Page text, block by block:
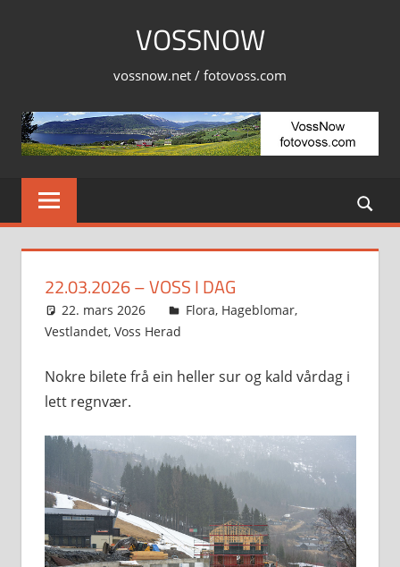
VOSSNOW
vossnow.net / fotovoss.com
22.03.2026 – VOSS I DAG
22. mars 2026 Svein
Flora, Hageblomar,
Vestlandet, Voss Herad
Nokre bilete frå ein heller sur og kald vårdag i
lett regnvær.